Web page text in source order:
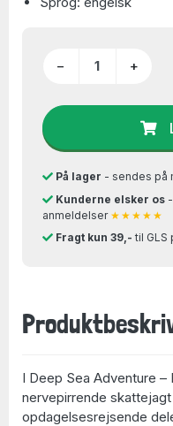
− +
På lager - sendes på
Kunderne elsker os-
anmeldelser ★★★★★
Fragt kun 39,- til GLS
I Deep Sea Adventure
nervepirrende
opdagelsesrejsende